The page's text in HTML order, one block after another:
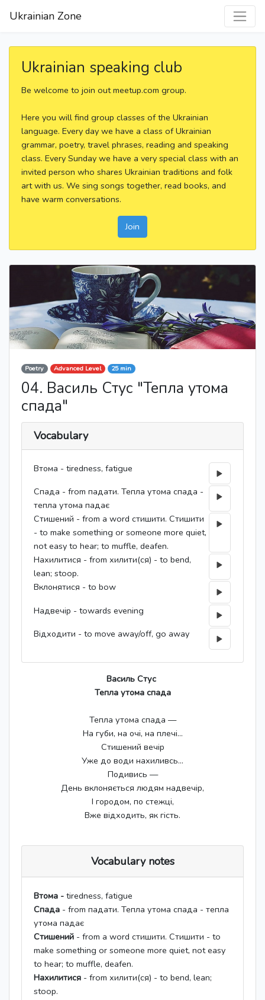
Ukrainian Zone
Ukrainian speaking club
Be welcome to join out meetup.com group.
Here you will find group classes of the Ukrainian
language. Every day we have a class of Ukrainian
grammar, poetry, travel phrases, reading and speaking
class. Every Sunday we have a very special class with an
invited person who shares Ukrainian traditions and folk
art with us. We sing songs together, read books, and
have warm conversations.
Join
Poetry Advanced Level 25 min
04. Василь Стус "Тепла утома
спада"
Vocabulary
Втома - tiredness, fatigue
Спада - from падати. Тепла утома спада -
тепла утома падає
Стишений - from a word стишити. Стишити
- to make something or someone more quiet,
not easy to hear; to muffle, deafen.
Нахилитися - from хилити(ся) - to bend,
lean; stoop.
Вклонятися - to bow
Надвечір - towards evening
Відходити - to move away/off, go away
Василь Стус
Тепла утома спада
Тепла утома спада —
На губи, на очі, на плечі…
Стишений вечір
Уже до води нахиливсь…
Подивись —
День вклоняється людям надвечір,
І городом, по стежці,
Вже відходить, як гість.
Vocabulary notes
Втома - tiredness, fatigue
Спада - from падати. Тепла утома спада - тепла
утома падає
Стишений - from a word стишити. Стишити - to
make something or someone more quiet, not easy
to hear; to muffle, deafen.
Нахилитися - from хилити(ся) - to bend, lean;
stoop.